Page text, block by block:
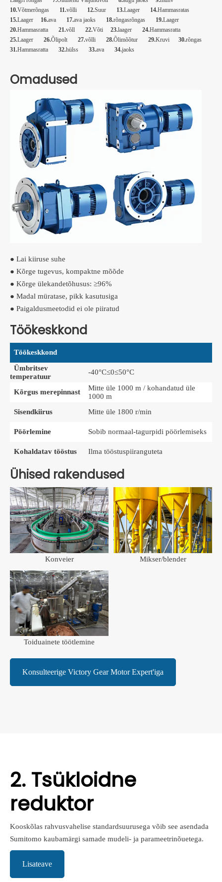
10.Võtmerõngas 11.võlli 12.Suur 13.Laager 14.Hammasratas
15.Laager 16.ava 17.ava jaoks 18.rõngasrõngas 19.Laager
20.Hammasratta 21.võll 22.Võti 23.laager 24.Hammasratta
25.Laager 26.Õlipolt 27.võlli 28.Õlimõõtur 29.Kruvi 30.rõngas
31.Hammasratta 32.hülss 33.ava 34.jaoks
Omadused
● Lai kiiruse suhe
● Kõrge tugevus, kompaktne mõõde
● Kõrge ülekandetõhusus: ≥96%
● Madal müratase, pikk kasutusiga
● Paigaldusmeetodid ei ole piiratud
Töökeskkond
Töökeskkond
Ümbritsev
temperatuur
-40°C≤0≤50°C
Kõrgus merepinnast
Mitte üle 1000 m / kohandatud üle
1000 m
Sisendkiirus
Mitte üle 1800 r/min
Pöörlemine Sobib normaal-tagurpidi pöörlemiseks
Kohaldatav tööstus Ilma tööstuspiiranguteta
Ühised rakendused
Konveier Mikser/blender
Toiduainete töötlemine
Konsulteerige Victory Gear Motor Expert'iga
2. Tsükloidne
reduktor
Kooskõlas rahvusvahelise standardsuurusega võib see asendada
Sumitomo kaubamärgi samade mudeli- ja parameetrinõuetega.
Lisateave